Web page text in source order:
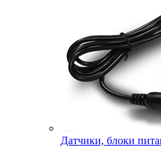
Датчики, блоки